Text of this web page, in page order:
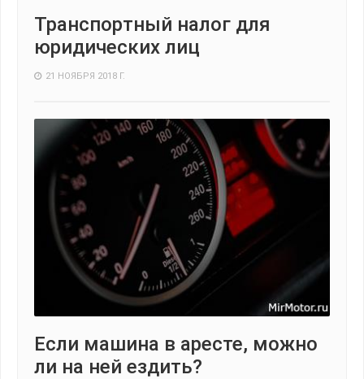
Транспортный налог для
юридических лиц
21 НОЯБРЯ 2018 Г.
Если машина в аресте, можно
ли на ней ездить?